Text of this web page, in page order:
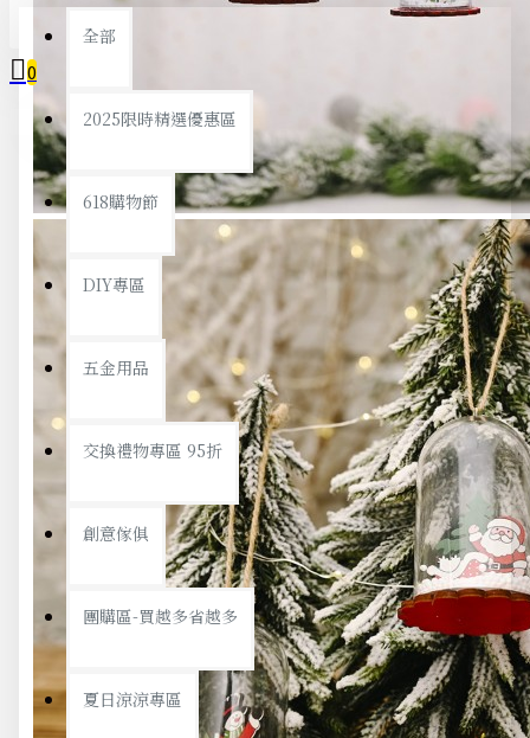
全部
2025限時精選優惠區
618購物節
DIY專區
五金用品
交換禮物專區 95折
創意傢俱
團購區-買越多省越多
夏日涼涼專區
0
您的購物車內沒有商品！